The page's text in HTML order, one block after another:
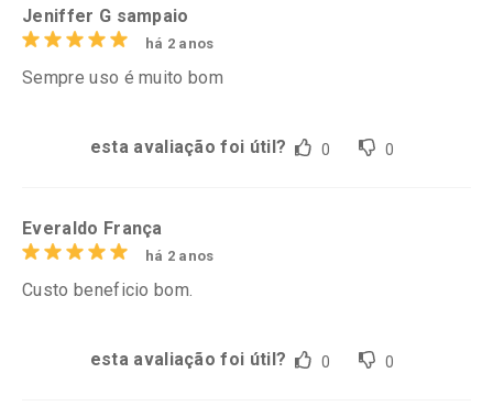
Jeniffer G sampaio
há 2 anos
Sempre uso é muito bom
esta avaliação foi útil? 0 0
Everaldo França
há 2 anos
Custo beneficio bom.
esta avaliação foi útil? 0 0